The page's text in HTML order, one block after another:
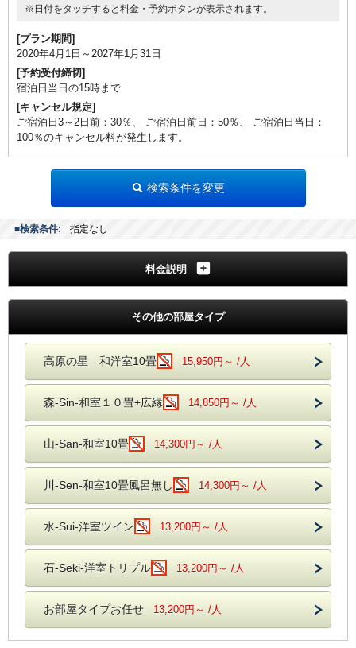
※日付をタッチすると料金・予約ボタンが表示されます。
[プラン期間]
2020年4月1日～2027年1月31日
[予約受付締切]
宿泊日当日の15時まで
[キャンセル規定]
ご宿泊日3～2日前：30％、 ご宿泊日前日：50％、 ご宿泊日当日：
100％のキャンセル料が発生します。
検索条件を変更
■検索条件: 指定なし
料金説明
その他の部屋タイプ
高原の星 和洋室10畳 15,950円～ /人
森-Sin-和室１０畳+広縁 14,850円～ /人
山-San-和室10畳 14,300円～ /人
川-Sen-和室10畳風呂無し 14,300円～ /人
水-Sui-洋室ツイン 13,200円～ /人
石-Seki-洋室トリプル 13,200円～ /人
お部屋タイプお任せ 13,200円～ /人